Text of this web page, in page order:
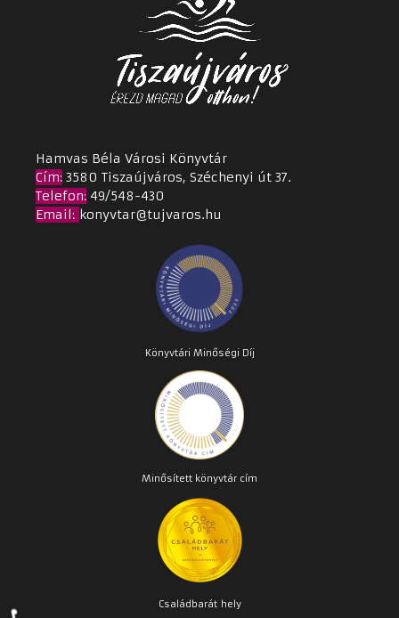
Hamvas Béla Városi Könyvtár
Cím: 3580 Tiszaújváros, Széchenyi út 37.
Telefon: 49/548-430
Email : konyvtar@tujvaros.hu
Könyvtári Minőségi Díj
Minősített könyvtár cím
Családbarát hely